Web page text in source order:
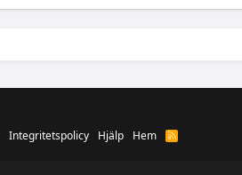
Integritetspolicy Hjälp Hem
R